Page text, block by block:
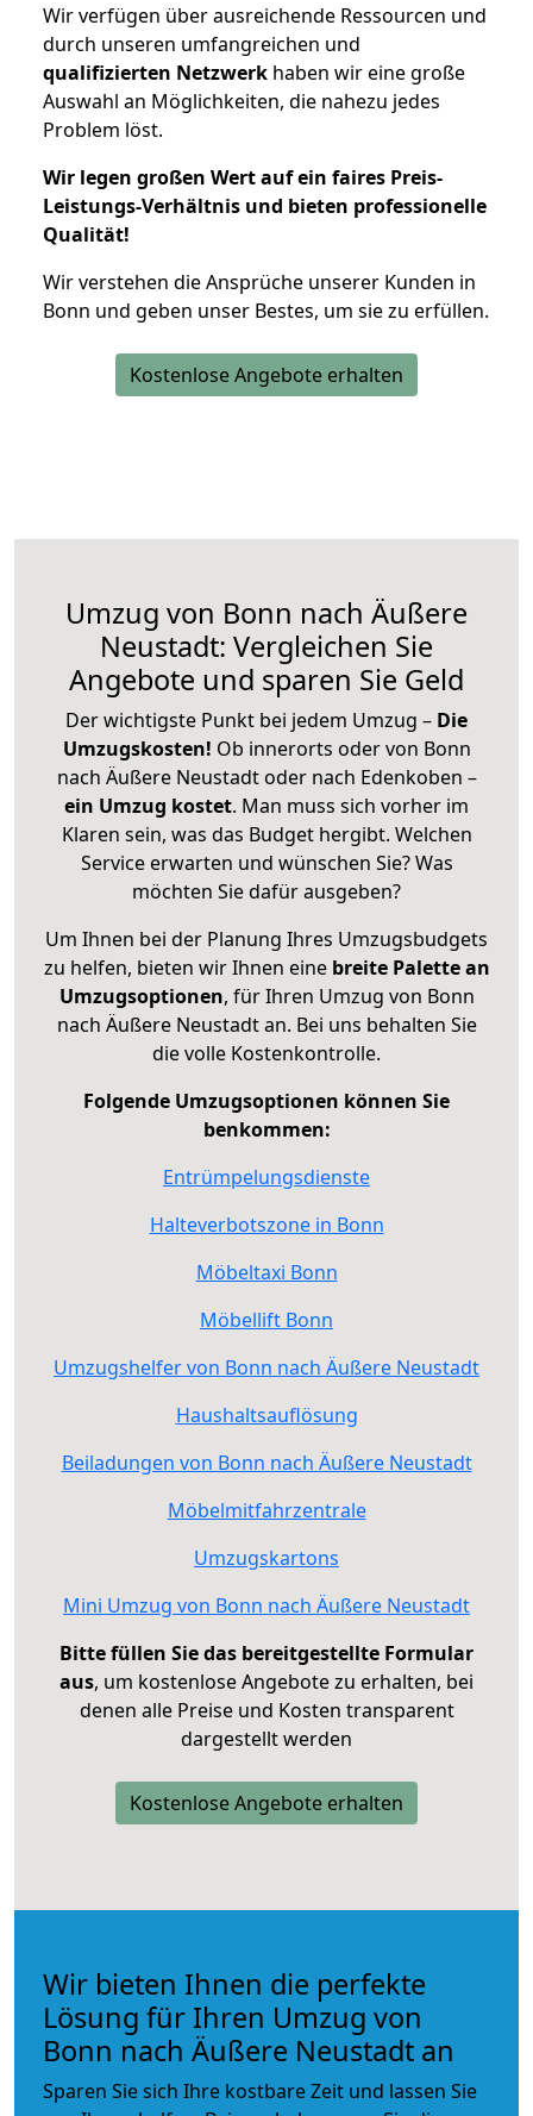
Wir verfügen über ausreichende Ressourcen und
durch unseren umfangreichen und
qualifizierten Netzwerk haben wir eine große
Auswahl an Möglichkeiten, die nahezu jedes
Problem löst.
Wir legen großen Wert auf ein faires Preis-
Leistungs-Verhältnis und bieten professionelle
Qualität!
Wir verstehen die Ansprüche unserer Kunden in
Bonn und geben unser Bestes, um sie zu erfüllen.
Kostenlose Angebote erhalten
Umzug von Bonn nach Äußere
Neustadt: Vergleichen Sie
Angebote und sparen Sie Geld
Der wichtigste Punkt bei jedem Umzug – Die
Umzugskosten! Ob innerorts oder von Bonn
nach Äußere Neustadt oder nach Edenkoben –
ein Umzug kostet. Man muss sich vorher im
Klaren sein, was das Budget hergibt. Welchen
Service erwarten und wünschen Sie? Was
möchten Sie dafür ausgeben?
Um Ihnen bei der Planung Ihres Umzugsbudgets
zu helfen, bieten wir Ihnen eine breite Palette an
Umzugsoptionen, für Ihren Umzug von Bonn
nach Äußere Neustadt an. Bei uns behalten Sie
die volle Kostenkontrolle.
Folgende Umzugsoptionen können Sie
benkommen:
Entrümpelungsdienste
Halteverbotszone in Bonn
Möbeltaxi Bonn
Möbellift Bonn
Umzugshelfer von Bonn nach Äußere Neustadt
Haushaltsauflösung
Beiladungen von Bonn nach Äußere Neustadt
Möbelmitfahrzentrale
Umzugskartons
Mini Umzug von Bonn nach Äußere Neustadt
Bitte füllen Sie das bereitgestellte Formular
aus, um kostenlose Angebote zu erhalten, bei
denen alle Preise und Kosten transparent
dargestellt werden
Kostenlose Angebote erhalten
Wir bieten Ihnen die perfekte
Lösung für Ihren Umzug von
Bonn nach Äußere Neustadt an
Sparen Sie sich Ihre kostbare Zeit und lassen Sie